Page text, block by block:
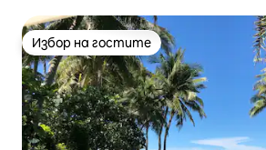
Избор на гостите
Избор на гостите